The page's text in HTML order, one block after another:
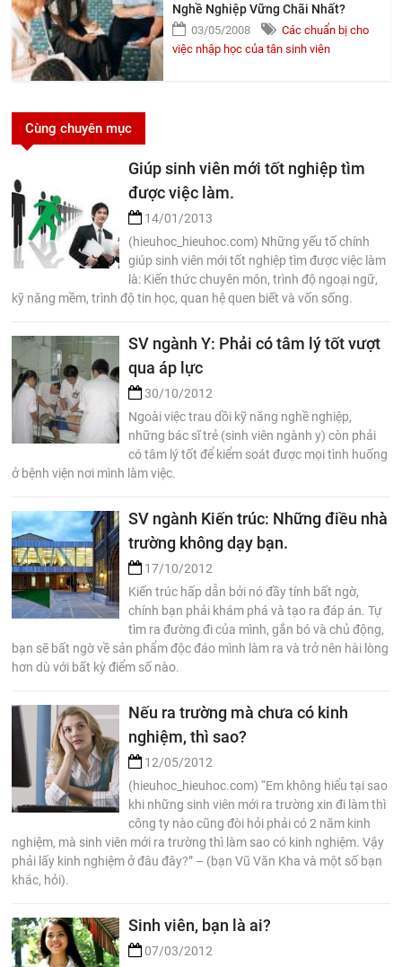
Nghề Nghiệp Vững Chãi Nhất?
03/05/2008
Các chuẩn bị cho
việc nhập học của tân sinh viên
Cùng chuyên mục
Giúp sinh viên mới tốt nghiệp tìm
được việc làm.
14/01/2013
(hieuhoc_hieuhoc.com) Những yếu tố chính
giúp sinh viên mới tốt nghiệp tìm được việc làm
là: Kiến thức chuyên môn, trình độ ngoại ngữ,
kỹ năng mềm, trình độ tin học, quan hệ quen biết và vốn sống.
SV ngành Y: Phải có tâm lý tốt vượt
qua áp lực
30/10/2012
Ngoài việc trau dồi kỹ năng nghề nghiệp,
những bác sĩ trẻ (sinh viên ngành y) còn phải
có tâm lý tốt để kiểm soát được mọi tình huống
ở bệnh viện nơi mình làm việc.
SV ngành Kiến trúc: Những điều nhà
trường không dạy bạn.
17/10/2012
Kiến trúc hấp dẫn bởi nó đầy tính bất ngờ,
chính bạn phải khám phá và tạo ra đáp án. Tự
tìm ra đường đi của mình, gắn bó và chủ động,
bạn sẽ bất ngờ về sản phẩm độc đáo mình làm ra và trở nên hài lòng
hơn dù với bất kỳ điểm số nào.
Nếu ra trường mà chưa có kinh
nghiệm, thì sao?
12/05/2012
(hieuhoc_hieuhoc.com) “Em không hiểu tại sao
khi những sinh viên mới ra trường xin đi làm thì
công ty nào cũng đòi hỏi phải có 2 năm kinh
nghiệm, mà sinh viên mới ra trường thì làm sao có kinh nghiệm. Vậy
phải lấy kinh nghiệm ở đâu đây?” – (bạn Vũ Văn Kha và một số bạn
khác, hỏi).
Sinh viên, bạn là ai?
07/03/2012